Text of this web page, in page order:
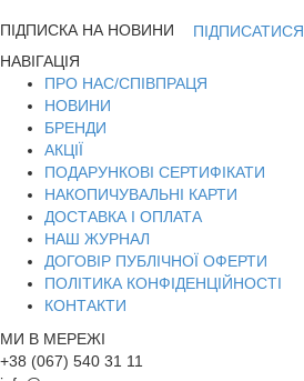
ПІДПИСКА НА НОВИНИ
ПІДПИСАТИСЯ
НАВІГАЦІЯ
ПРО НАС/СПІВПРАЦЯ
НОВИНИ
БРЕНДИ
АКЦІЇ
ПОДАРУНКОВІ СЕРТИФІКАТИ
НАКОПИЧУВАЛЬНІ КАРТИ
ДОСТАВКА І ОПЛАТА
НАШ ЖУРНАЛ
ДОГОВІР ПУБЛІЧНОЇ ОФЕРТИ
ПОЛІТИКА КОНФІДЕНЦІЙНОСТІ
КОНТАКТИ
МИ В МЕРЕЖІ
+38 (067) 540 31 11